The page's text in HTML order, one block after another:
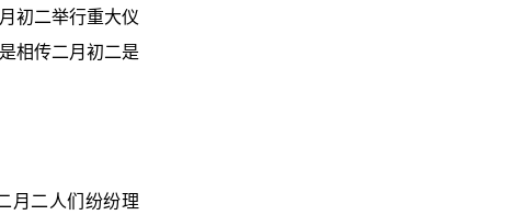
初二举行重大仪
相传二月初二是
月二人们纷纷理